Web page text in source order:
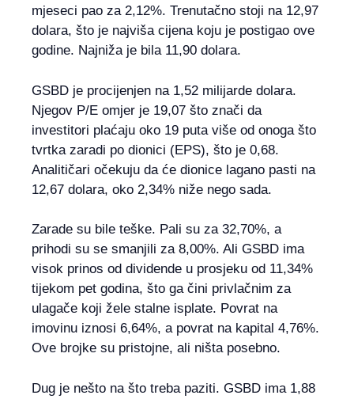
mjeseci pao za 2,12%. Trenutačno stoji na 12,97
dolara, što je najviša cijena koju je postigao ove
godine. Najniža je bila 11,90 dolara.
GSBD je procijenjen na 1,52 milijarde dolara.
Njegov P/E omjer je 19,07 što znači da
investitori plaćaju oko 19 puta više od onoga što
tvrtka zaradi po dionici (EPS), što je 0,68.
Analitičari očekuju da će dionice lagano pasti na
12,67 dolara, oko 2,34% niže nego sada.
Zarade su bile teške. Pali su za 32,70%, a
prihodi su se smanjili za 8,00%. Ali GSBD ima
visok prinos od dividende u prosjeku od 11,34%
tijekom pet godina, što ga čini privlačnim za
ulagače koji žele stalne isplate. Povrat na
imovinu iznosi 6,64%, a povrat na kapital 4,76%.
Ove brojke su pristojne, ali ništa posebno.
Dug je nešto na što treba paziti. GSBD ima 1,88